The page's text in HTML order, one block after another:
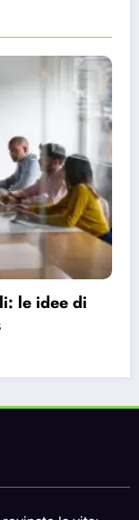
perché ci
infinite